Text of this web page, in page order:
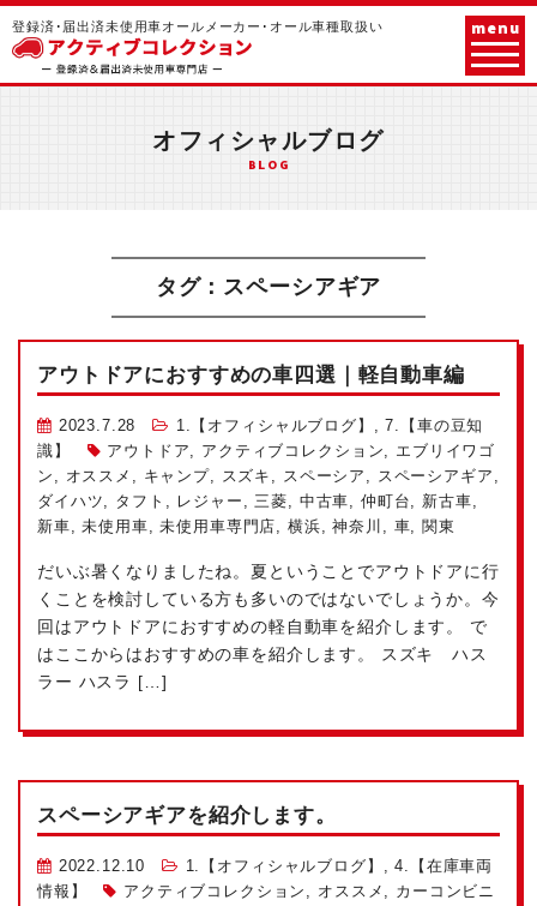
登録済･届出済未使用車オールメーカー･オール車種取扱い menu
オフィシャルブログ
BLOG
タグ：スペーシアギア
アウトドアにおすすめの車四選｜軽自動車編
2023.7.28 1.【オフィシャルブログ】 ,7.【車の豆知
識】
アウトドア アクティブコレクション
エブリイワゴ
ン
オススメ キャンプ, スズキ スペーシア スペーシアギア
ダイハツ
タフト レジャー 三菱 中古車 仲町台 新古車
新車 ,未使用車 ,未使用車専門店 ,横浜 ,神奈川 車 関東
だいぶ暑くなりましたね。夏ということでアウトドアに行
くことを検討している方も多いのではないでしょうか。今
回はアウトドアにおすすめの軽自動車を紹介します。 で
はここからはおすすめの車を紹介します。 スズキ ハス
ラー ハスラ […]
スペーシアギアを紹介します。
2022.12.10 1.【オフィシャルブログ】 ,4.【在庫車両
情報】
アクティブコレクション オススメ
カーコンビニ